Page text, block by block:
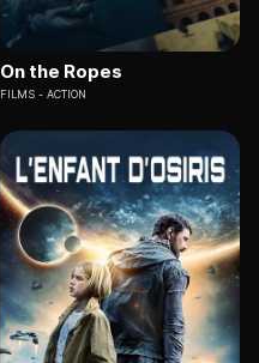
On the Ropes
FILMS ACTION